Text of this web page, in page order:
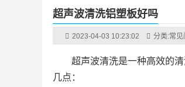
超声波清洗铝塑板好吗
2023-04-03 10:23:02 分类:常见
超声波清洗是一种高效的
几点：